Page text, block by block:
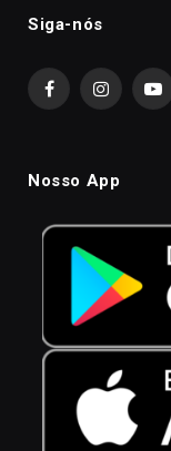
Siga-nós
FacebookInstagram
Nosso App